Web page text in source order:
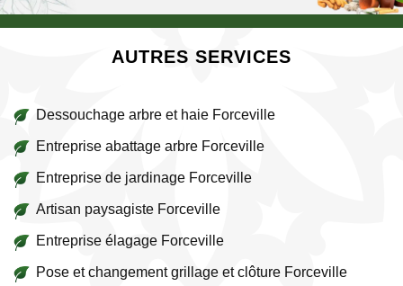
AUTRES SERVICES
Dessouchage arbre et haie Forceville
Entreprise abattage arbre Forceville
Entreprise de jardinage Forceville
Artisan paysagiste Forceville
Entreprise élagage Forceville
Pose et changement grillage et clôture Forceville